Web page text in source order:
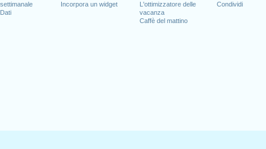
settimanale
Dati
Incorpora un widget
L'ottimizzatore delle
vacanza
Caffè del mattino
Condividi